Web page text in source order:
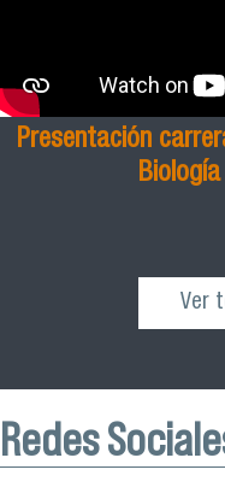
Presentación
Ver
Redes